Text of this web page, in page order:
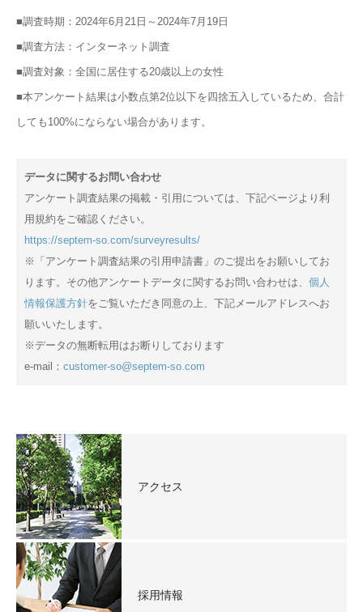
■調査時期：2024年6月21日～2024年7月19日
■調査方法：インターネット調査
■調査対象：全国に居住する20歳以上の女性
■本アンケート結果は小数点第2位以下を四捨五入しているため、合計
しても100%にならない場合があります。
データに関するお問い合わせ
アンケート調査結果の掲載・引用については、下記ページより利
用規約をご確認ください。
https://septem-so.com/surveyresults/
※「アンケート調査結果の引用申請書」のご提出をお願いしてお
ります。その他アンケートデータに関するお問い合わせは、 個人
情報保護方針をご覧いただき同意の上、下記メールアドレスへお
願いいたします。
※データの無断転用はお断りしております
e-mail： customer-so@septem-so.com
アクセス
採用情報